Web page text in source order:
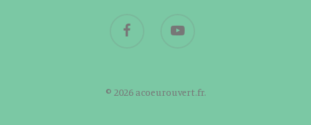
© 2026 acoeurouvert.fr.